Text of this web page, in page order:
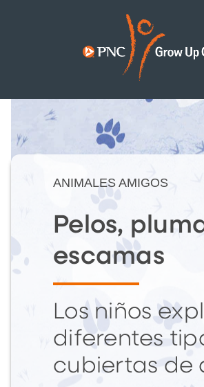
ANIMALES AMIGOS
Pelos,
escamas
Los niños
diferentes
cubiertas de